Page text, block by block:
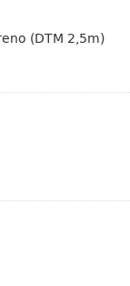
(DTM 2,5m)